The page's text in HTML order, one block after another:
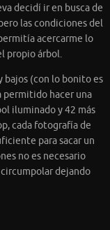
decidí ir en busca de
las condiciones del
acercarme lo
propio árbol.
bajos (con lo bonito es
permitido hacer una
iluminado y 42 más
cada fotografía de
para sacar un
no es necesario
dejando